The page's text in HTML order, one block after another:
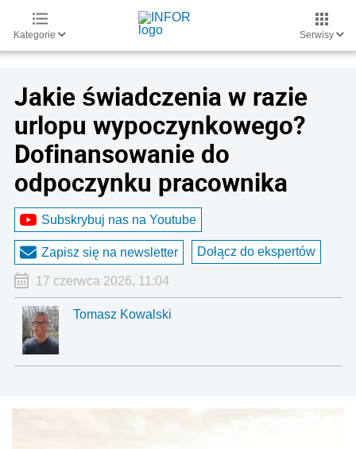
Kategorie Serwisy
Jakie świadczenia w razie
urlopu wypoczynkowego?
Dofinansowanie do
odpoczynku pracownika
Subskrybuj nas na Youtube
Zapisz się na newsletter Dołącz do ekspertów
17 czerwca 2026, 11:04
Tomasz Kowalski